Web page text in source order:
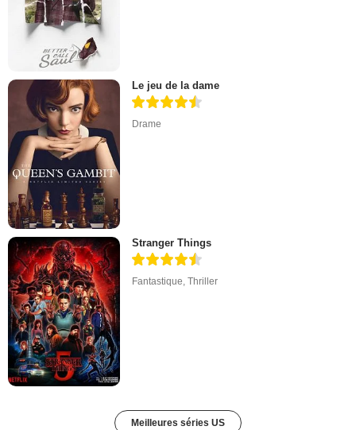
Le jeu de la dame
Drame
Stranger Things
Fantastique,Thriller
Meilleures séries US